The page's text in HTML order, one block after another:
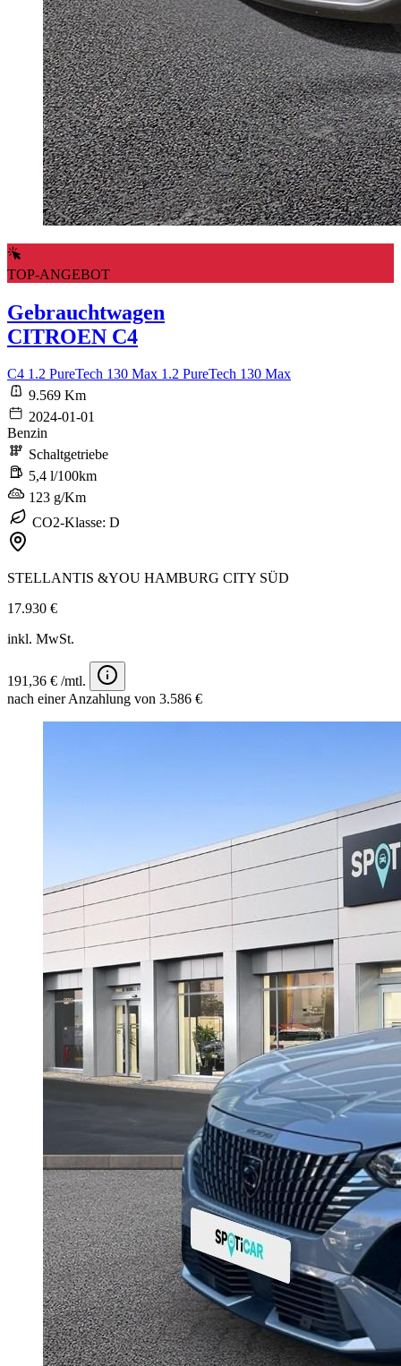
TOP-ANGEBOT
Gebrauchtwagen
CITROEN C4
C4 1.2 PureTech 130 Max 1.2 PureTech 130 Max
9.569 Km
2024-01-01
Benzin
Schaltgetriebe
5,4 l/100km
123 g/Km
CO2-Klasse: D
STELLANTIS &YOU HAMBURG CITY SÜD
17.930 €
inkl. MwSt.
191,36 € /mtl.
nach einer Anzahlung von 3.586 €